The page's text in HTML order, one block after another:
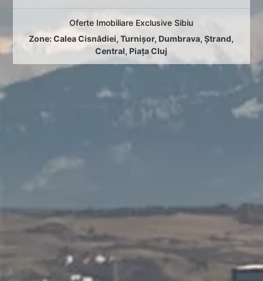
Oferte Imobiliare Exclusive Sibiu
Zone:Calea Cisnădiei,Turnișor, Dumbrava,Ștrand,
Central, Piața Cluj